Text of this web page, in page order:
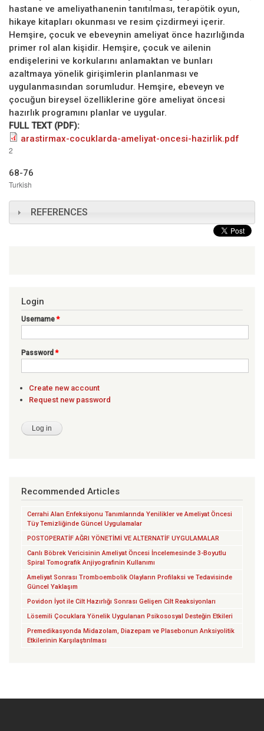
hastane ve ameliyathanenin tanıtılması, terapötik oyun,
hikaye kitapları okunması ve resim çizdirmeyi içerir.
Hemşire, çocuk ve ebeveynin ameliyat önce hazırlığında
primer rol alan kişidir. Hemşire, çocuk ve ailenin
endişelerini ve korkularını anlamaktan ve bunları
azaltmaya yönelik girişimlerin planlanması ve
uygulanmasından sorumludur. Hemşire, ebeveyn ve
çocuğun bireysel özelliklerine göre ameliyat öncesi
hazırlık programını planlar ve uygular.
FULL TEXT (PDF):
arastirmax-cocuklarda-ameliyat-oncesi-hazirlik.pdf
2
68-76
Turkish
REFERENCES
Login
Username*
Password*
Create new account
Request new password
Recommended Articles
Cerrahi Alan Enfeksiyonu Tanımlarında Yenilikler ve Ameliyat Öncesi
Tüy Temizliğinde Güncel Uygulamalar
POSTOPERATİF AĞRI YÖNETİMİ VE ALTERNATİF UYGULAMALAR
Canlı Böbrek Vericisinin Ameliyat Öncesi İncelemesinde 3-Boyutlu
Spiral Tomografik Anjiyografinin Kullanımı
Ameliyat Sonrası Tromboembolik Olayların Profilaksi ve Tedavisinde
Güncel Yaklaşım
Povidon İyot ile Cilt Hazırlığı Sonrası Gelişen Cilt Reaksiyonları
Lösemili Çocuklara Yönelik Uygulanan Psikososyal Desteğin Etkileri
Premedikasyonda Midazolam, Diazepam ve Plasebonun Anksiyolitik
Etkilerinin Karşılaştırılması